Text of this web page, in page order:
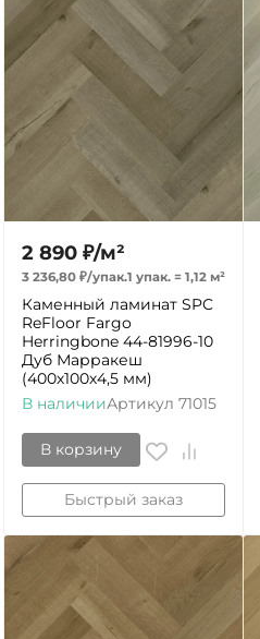
2 890 ₽/м²
3 236,80 ₽/упак.1 упак. = 1,12 м²
Каменный ламинат SPC
ReFloor Fargo
Herringbone 44-81996-10
Дуб Марракеш
(400х100х4,5 мм)
В наличииАртикул 71015
В корзину
Быстрый заказ